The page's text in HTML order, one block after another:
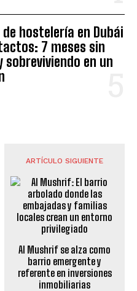
hostelería en Dubái
7 meses sin
sobreviviendo en un
ARTÍCULO SIGUIENTE
Al Mushrif se alza como
barrio emergente y
referente en inversiones
inmobiliarias